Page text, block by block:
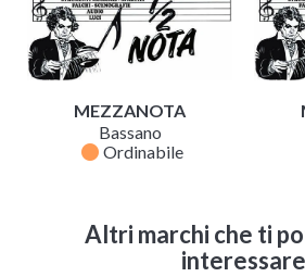
MEZZANOTA
Bassano
fiber_manual_record Ordinabile
Altri marchi che ti
interessare